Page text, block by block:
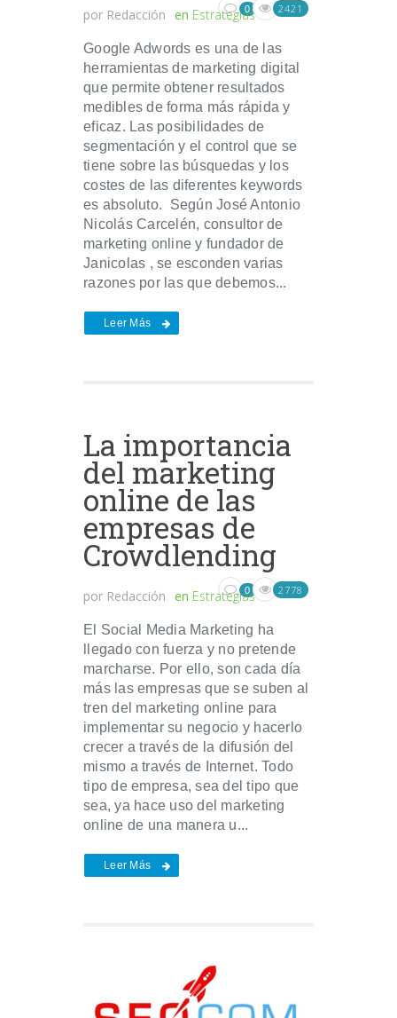
por Redacción en Estrategias
0 2421
Google Adwords es una de las
herramientas de marketing digital
que permite obtener resultados
medibles de forma más rápida y
eficaz. Las posibilidades de
segmentación y el control que se
tiene sobre las búsquedas y los
costes de las diferentes keywords
es absoluto. Según José Antonio
Nicolás Carcelén, consultor de
marketing online y fundador de
Janicolas , se esconden varias
razones por las que debemos...
Leer Más
La importancia
del marketing
online de las
empresas de
Crowdlending
por Redacción en Estrategias
0 2778
El Social Media Marketing ha
llegado con fuerza y no pretende
marcharse. Por ello, son cada día
más las empresas que se suben al
tren del marketing online para
implementar su negocio y hacerlo
crecer a través de la difusión del
mismo a través de Internet. Todo
tipo de empresa, sea del tipo que
sea, ya hace uso del marketing
online de una manera u...
Leer Más